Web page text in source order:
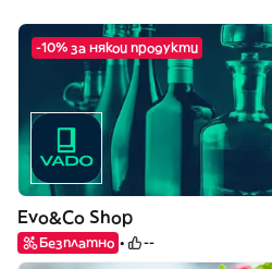
-10% за някои продукти
Evo&Co Shop
Безплатно --